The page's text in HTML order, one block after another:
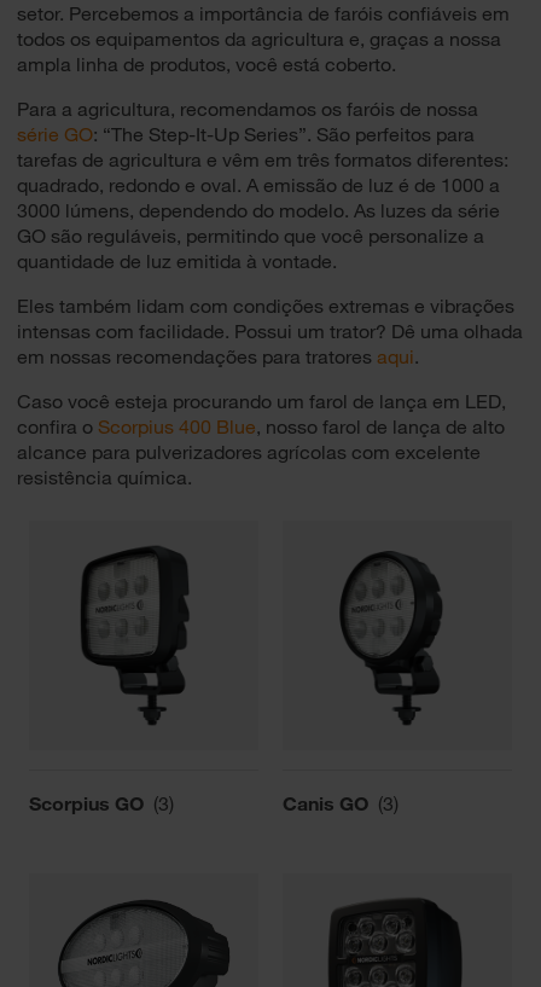
setor. Percebemos a importância de faróis confiáveis em
todos os equipamentos da agricultura e, graças a nossa
ampla linha de produtos, você está coberto.
Para a agricultura, recomendamos os faróis de nossa
série GO: “The Step-It-Up Series”. São perfeitos para
tarefas de agricultura e vêm em três formatos diferentes:
quadrado, redondo e oval. A emissão de luz é de 1000 a
3000 lúmens, dependendo do modelo. As luzes da série
GO são reguláveis, permitindo que você personalize a
quantidade de luz emitida à vontade.
Eles também lidam com condições extremas e vibrações
intensas com facilidade. Possui um trator? Dê uma olhada
em nossas recomendações para tratores aqui.
Caso você esteja procurando um farol de lança em LED,
confira o Scorpius 400 Blue, nosso farol de lança de alto
alcance para pulverizadores agrícolas com excelente
resistência química.
Scorpius GO (3) Canis GO (3)